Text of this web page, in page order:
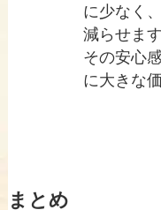
に少なく
減らせます
その安心
に大きな
まとめ